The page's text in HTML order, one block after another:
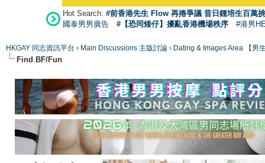
Hot Search: #前香港先生 Flow 再捲爭議 昔日鍾培生百萬
國泰男男廣告
#【恐同矮仔】擾亂香港機場秩序 #港男
HKGAY 同志資訊平台 › Main Discussions 主版討論 › Dating & Images Area 【男
Find BF/Fun